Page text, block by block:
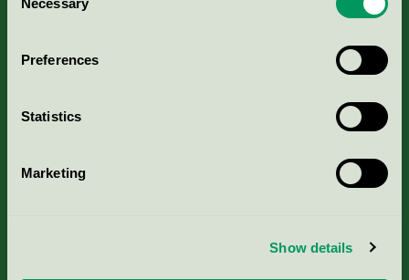
Selection
Necessary
Preferences
Statistics
Marketing
Show details